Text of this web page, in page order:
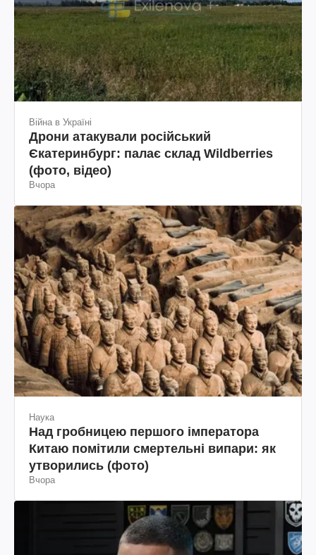
Війна в Україні
Дрони атакували російський
Єкатеринбург: палає склад Wildberries
(фото, відео)
Вчора
Наука
Над гробницею першого імператора
Китаю помітили смертельні випари: як
утворились (фото)
Вчора